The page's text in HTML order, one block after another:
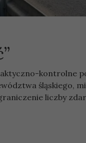
kontrolne
śląskiego,
liczby